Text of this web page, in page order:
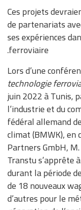
Ces projets
de partenariats
ses expériences
ferroviaire.
Lors d’une
technologie
juin 2022 à Tunis,
l’industrie et du
fédéral allemand
climat (BMWK), en
Partners GmbH,
Transtu s’apprête
durant la période
de 18 nouveaux
d’autres pour le